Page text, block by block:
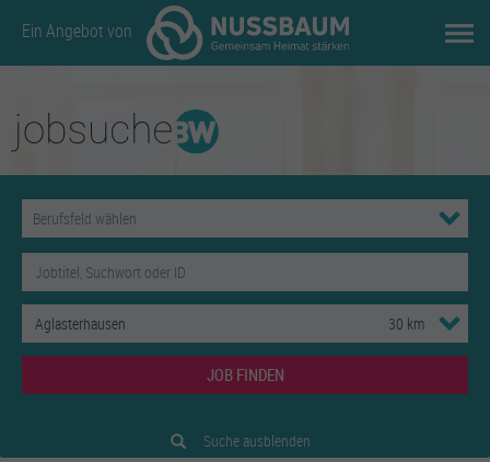
Ein Angebot von
JOB FINDEN
Suche ausblenden